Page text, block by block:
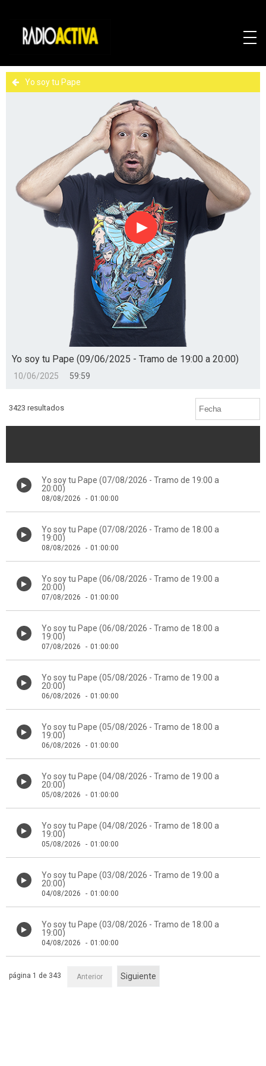
Yo soy tu Pape
Reproducir
Yo soy tu Pape (09/06/2025 - Tramo de 19:00 a 20:00)
10/06/2025 59:59
3423 resultados
Yo soy tu Pape (07/08/2026 - Tramo de 19:00 a
20:00)
08/08/2026 - 01:00:00
Yo soy tu Pape (07/08/2026 - Tramo de 18:00 a
19:00)
08/08/2026 - 01:00:00
Yo soy tu Pape (06/08/2026 - Tramo de 19:00 a
20:00)
07/08/2026 - 01:00:00
Yo soy tu Pape (06/08/2026 - Tramo de 18:00 a
19:00)
07/08/2026 - 01:00:00
Yo soy tu Pape (05/08/2026 - Tramo de 19:00 a
20:00)
06/08/2026 - 01:00:00
Yo soy tu Pape (05/08/2026 - Tramo de 18:00 a
19:00)
06/08/2026 - 01:00:00
Yo soy tu Pape (04/08/2026 - Tramo de 19:00 a
20:00)
05/08/2026 - 01:00:00
Yo soy tu Pape (04/08/2026 - Tramo de 18:00 a
19:00)
05/08/2026 - 01:00:00
Yo soy tu Pape (03/08/2026 - Tramo de 19:00 a
20:00)
04/08/2026 - 01:00:00
Yo soy tu Pape (03/08/2026 - Tramo de 18:00 a
19:00)
04/08/2026 - 01:00:00
Anterior Siguiente
página 1 de 343